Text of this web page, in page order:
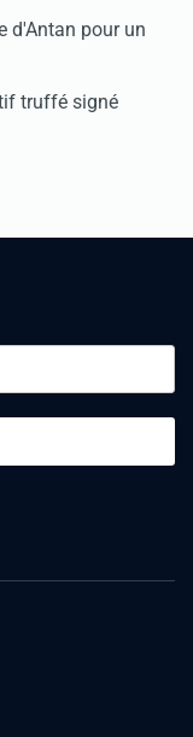
d'Antan pour un
truffé signé